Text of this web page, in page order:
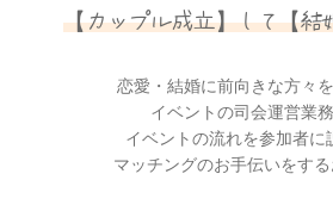
【カップル成立】して【結
恋愛・結婚に前向きな方々
イベントの司会運営業務
イベントの流れを参加者に
マッチングのお手伝いをす